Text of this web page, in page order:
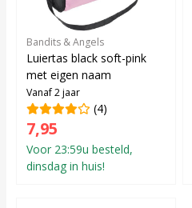
Bandits & Angels
Luiertas black soft-pink
met eigen naam
Vanaf 2 jaar
(4)
7,95
Voor 23:59u besteld,
dinsdag in huis!